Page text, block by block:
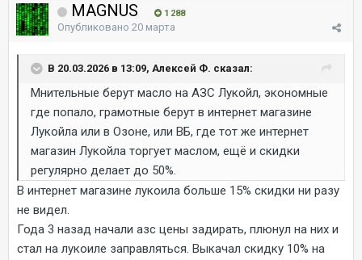
MAGNUS 1 288
Опубликовано 20 марта
В 20.03.2026 в 13:09, Алексей Ф. сказал:
Мнительные берут масло на АЗС Лукойл, экономные
где попало, грамотные берут в интернет магазине
Лукойла или в Озоне, или ВБ, где тот же интернет
магазин Лукойла торгует маслом, ещё и скидки
регулярно делает до 50%.
В интернет магазине лукоила больше 15% скидки ни разу
не видел.
Года 3 назад начали азс цены задирать, плюнул на них и
стал на лукоиле заправляться. Выкачал скидку 10% на